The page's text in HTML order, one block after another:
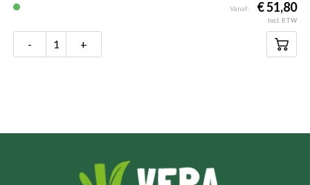
Vanaf: € 51,80
Incl. BTW
- +